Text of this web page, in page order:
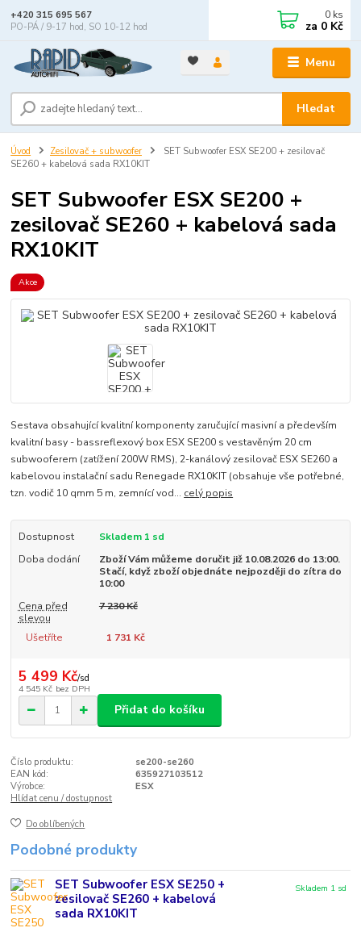
Menu
Hledat
+420 315 695 567
PO-PÁ / 9-17 hod, SO 10-12 hod
0 ks
za 0 Kč
Úvod Zesilovač + subwoofer
SET Subwoofer ESX SE200 + zesilovač
SE260 + kabelová sada RX10KIT
SET Subwoofer ESX SE200 +
zesilovač SE260 + kabelová sada
RX10KIT
Akce
Sestava obsahující kvalitní komponenty zaručující masivní a především
kvalitní basy - bassreflexový box ESX SE200 s vestavěným 20 cm
subwooferem (zatížení 200W RMS), 2-kanálový zesilovač ESX SE260 a
kabelovou instalační sadu Renegade RX10KIT (obsahuje vše potřebné,
tzn. vodič 10 qmm 5 m, zemnící vod... celý popis
Dostupnost
Skladem 1 sd
Doba dodání
Zboží Vám můžeme doručit již 10.08.2026 do 13:00.
Stačí, když zboží objednáte nejpozději do zítra do
10:00
Cena před
slevou
7 230 Kč
Ušetříte 1 731 Kč
5 499 Kč/sd
4 545 Kč bez DPH
Přidat do košíku
Číslo produktu:
se200-se260
EAN kód:
635927103512
Výrobce:
ESX
Hlídat cenu / dostupnost
Do oblíbených
Podobné produkty
SET Subwoofer ESX SE250 +
zesilovač SE260 + kabelová
sada RX10KIT
Skladem 1 sd